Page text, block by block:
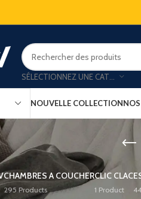
NOUVELLE COLLECTION
CHAMBRES A COUCHER
295 Products
CLIC CLAC
1 Product